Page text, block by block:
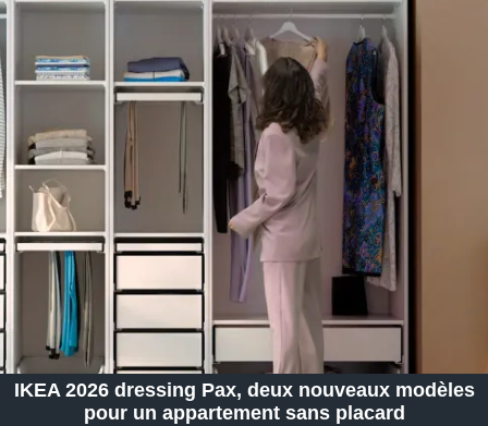
IKEA 2026 dressing Pax, deux nouveaux modèles
pour un appartement sans placard